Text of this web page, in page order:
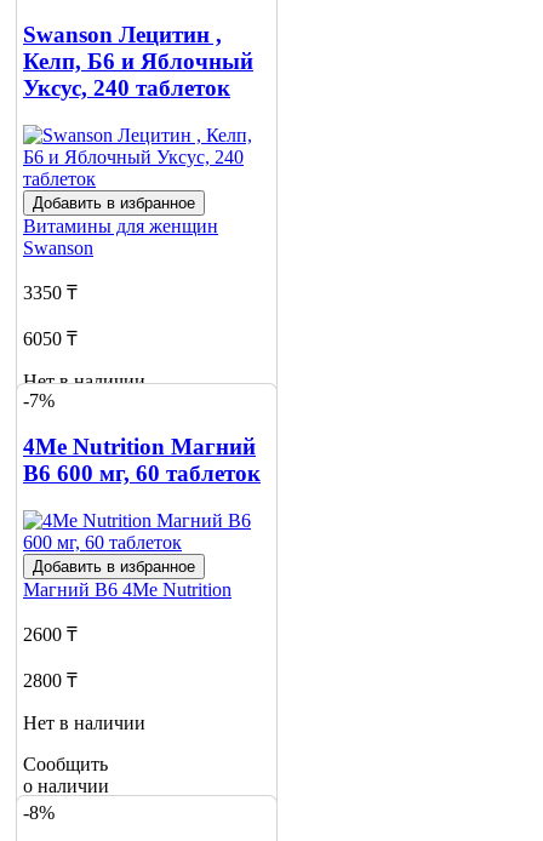
Swanson Лецитин ,
Келп, Б6 и Яблочный
Уксус, 240 таблеток
Добавить в избранное
Витамины для женщин
Swanson
3350 ₸
6050 ₸
Нет в наличии
о наличии
1
-7%
4Me Nutrition Магний
B6 600 мг, 60 таблеток
Добавить в избранное
Магний В6 4Me Nutrition
2600 ₸
2800 ₸
Нет в наличии
Сообщить
о наличии
2
-8%